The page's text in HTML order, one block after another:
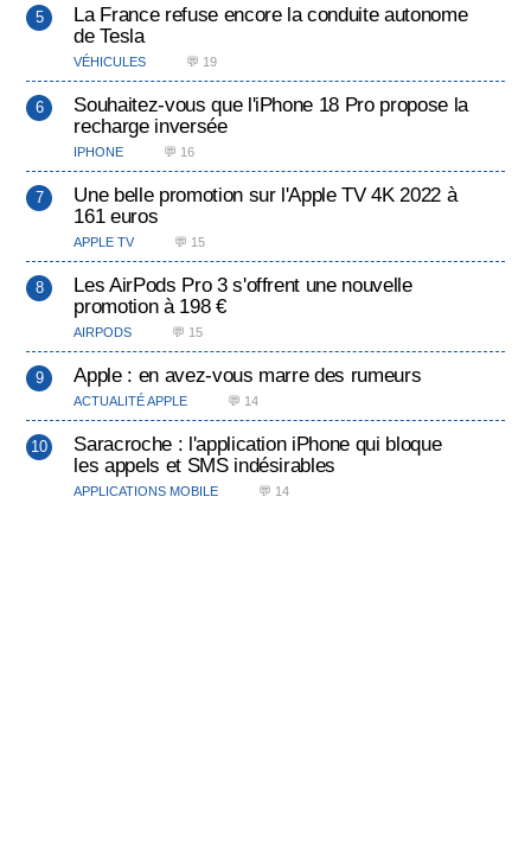
La France refuse encore la conduite autonome
de Tesla
VÉHICULES 💬 19
Souhaitez-vous que l'iPhone 18 Pro propose la
recharge inversée
IPHONE 💬 16
Une belle promotion sur l'Apple TV 4K 2022 à
161 euros
APPLE TV 💬 15
Les AirPods Pro 3 s'offrent une nouvelle
promotion à 198 €
AIRPODS 💬 15
Apple : en avez-vous marre des rumeurs
ACTUALITÉ APPLE 💬 14
Saracroche : l'application iPhone qui bloque
les appels et SMS indésirables
APPLICATIONS MOBILE 💬 14